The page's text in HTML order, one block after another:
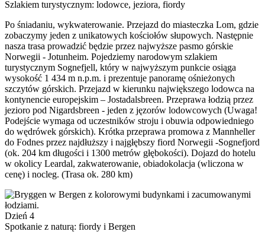
Szlakiem turystycznym: lodowce, jeziora, fiordy
Po śniadaniu, wykwaterowanie. Przejazd do miasteczka Lom, gdzie
zobaczymy jeden z unikatowych kościołów słupowych. Następnie
nasza trasa prowadzić będzie przez najwyższe pasmo górskie
Norwegii - Jotunheim. Pojedziemy narodowym szlakiem
turystycznym Sognefjell, który w najwyższym punkcie osiąga
wysokość 1 434 m n.p.m. i prezentuje panoramę ośnieżonych
szczytów górskich. Przejazd w kierunku największego lodowca na
kontynencie europejskim – Jostadalsbreen. Przeprawa łodzią przez
jezioro pod Nigardsbreen - jeden z jęzorów lodowcowych (Uwaga!
Podejście wymaga od uczestników stroju i obuwia odpowiedniego
do wędrówek górskich). Krótka przeprawa promowa z Mannheller
do Fodnes przez najdłuższy i najgłębszy fiord Norwegii -Sognefjord
(ok. 204 km długości i 1300 metrów głębokości). Dojazd do hotelu
w okolicy Leardal, zakwaterowanie, obiadokolacja (wliczona w
cenę) i nocleg. (Trasa ok. 280 km)
Dzień 4
Spotkanie z naturą: fiordy i Bergen